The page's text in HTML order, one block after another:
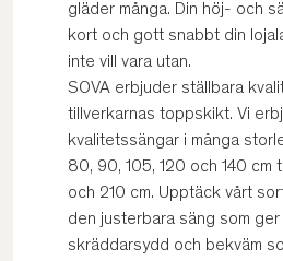
gläder många. Din höj- och
kort och gott snabbt din
inte vill vara utan.
SOVA erbjuder ställbara
tillverkarnas toppskikt. Vi
kvalitetssängar i många
80, 90, 105, 120 och 140 cm
och 210 cm. Upptäck vårt
den justerbara säng som ger
skräddarsydd och bekväm